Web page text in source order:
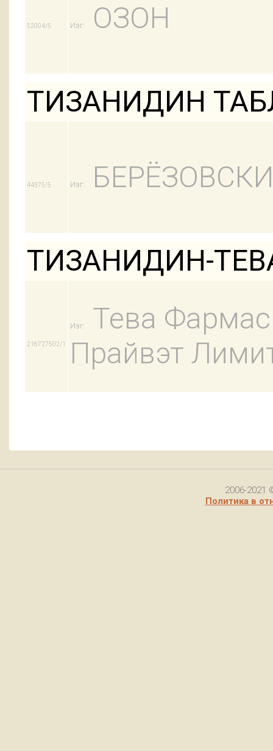
52004/5 Изг: ОЗОН
ТИЗАНИДИН
44375/5 Изг:
ТИЗАНИДИН-
216727502/1
Изг:
Тева
Прайвэт
2006-2021
Политика в